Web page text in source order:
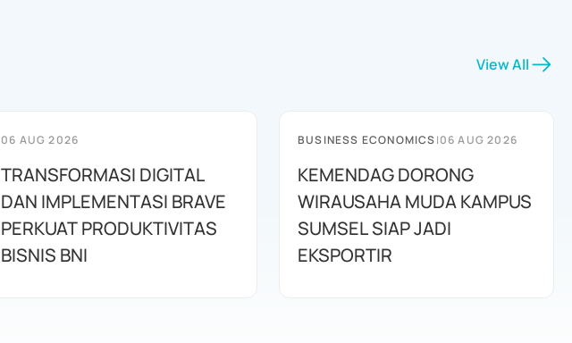
View All
06 AUG 2026
TRANSFORMASI DIGITAL
DAN IMPLEMENTASI BRAVE
PERKUAT PRODUKTIVITAS
BISNIS BNI
BUSINESS ECONOMICS|06 AUG 2026
KEMENDAG DORONG
WIRAUSAHA MUDA KAMPUS
SUMSEL SIAP JADI
EKSPORTIR